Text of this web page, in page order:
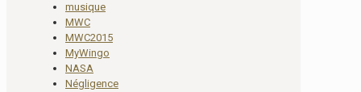
musique
MWC
MWC2015
MyWingo
NASA
Négligence